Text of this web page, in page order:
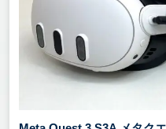
ニターのドット抜けな
す。
3-3. 付属品の有無
箱・説明書・USBケー